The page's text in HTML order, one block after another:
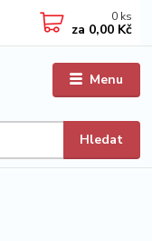
Menu
Hledat
0 ks
za 0,00 Kč